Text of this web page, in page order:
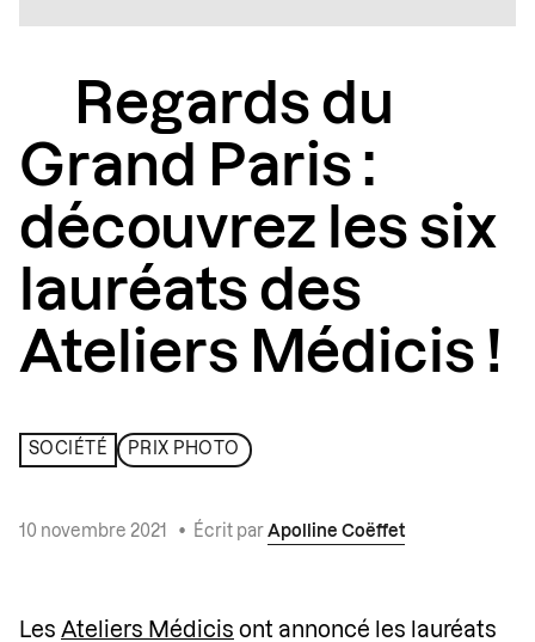
Regards du
Grand Paris :
découvrez les six
lauréats des
Ateliers Médicis !
SOCIÉTÉ PRIX PHOTO
10 novembre 2021 • Écrit par Apolline Coëffet
Les Ateliers Médicis ont annoncé les lauréats